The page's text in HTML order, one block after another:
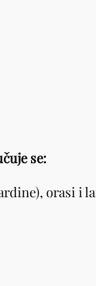
se:
orasi i